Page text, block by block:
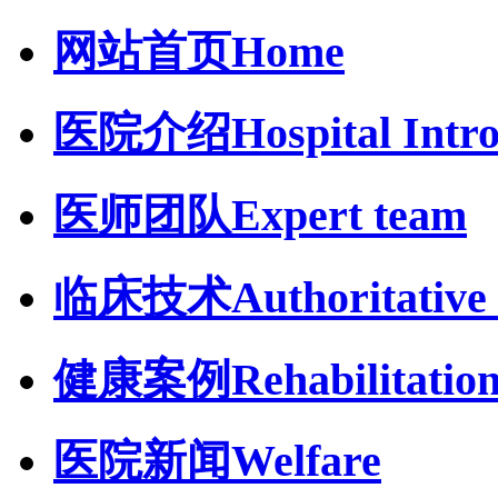
网站首页Home
医院介绍Hospital
医师团队Expert team
临床技术Authoritative
健康案例
医院新闻Welfare